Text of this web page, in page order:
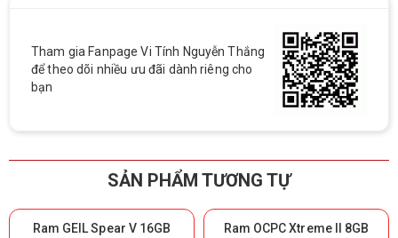
Tham gia Fanpage Vi Tính Nguyễn Thắng
để theo dõi nhiều ưu đãi dành riêng cho
bạn
SẢN PHẨM TƯƠNG TỰ
Ram GEIL Spear V 16GB
Ram OCPC Xtreme II 8GB